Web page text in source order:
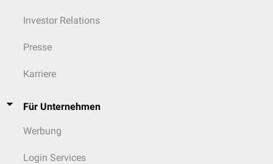
Investor Relations
Presse
Karriere
Für Unternehmen
Werbung
Login Services